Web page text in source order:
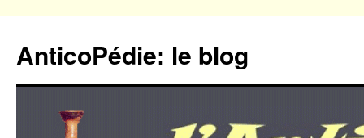
contenu
AnticoPédie: le blog